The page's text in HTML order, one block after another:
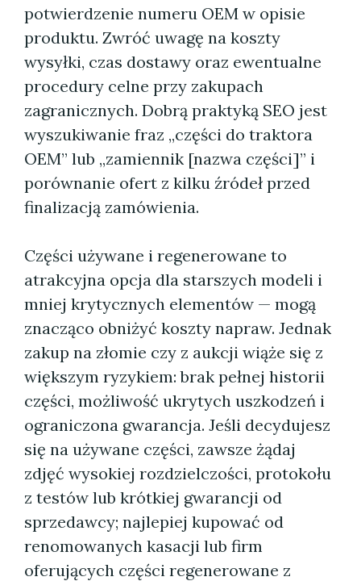
potwierdzenie numeru OEM w opisie
produktu. Zwróć uwagę na koszty
wysyłki, czas dostawy oraz ewentualne
procedury celne przy zakupach
zagranicznych. Dobrą praktyką SEO jest
wyszukiwanie fraz „części do traktora
OEM” lub „zamiennik [nazwa części]” i
porównanie ofert z kilku źródeł przed
finalizacją zamówienia.
Części używane i regenerowane to
atrakcyjna opcja dla starszych modeli i
mniej krytycznych elementów — mogą
znacząco obniżyć koszty napraw. Jednak
zakup na złomie czy z aukcji wiąże się z
większym ryzykiem: brak pełnej historii
części, możliwość ukrytych uszkodzeń i
ograniczona gwarancja. Jeśli decydujesz
się na używane części, zawsze żądaj
zdjęć wysokiej rozdzielczości, protokołu
z testów lub krótkiej gwarancji od
sprzedawcy; najlepiej kupować od
renomowanych kasacji lub firm
oferujących części regenerowane z